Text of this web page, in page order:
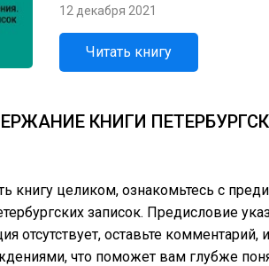
12 декабря 2021
Читать книгу
КНИГИ
книгу целиком, ознакомьтесь с
записок. Предисловие
отсутствует, оставьте
что поможет вам глубже